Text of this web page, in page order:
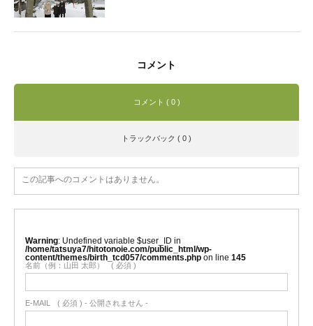
コメント
コメント ( 0 )
トラックバック ( 0 )
この記事へのコメントはありません。
Warning : Undefined variable $user_ID in
/home/tatsuya7/hitotonoie.com/public_html/wp-
content/themes/birth_tcd057/comments.php on line 145
名前（例：山田 太郎） ( 必須 )
E-MAIL ( 必須 ) - 公開されません -